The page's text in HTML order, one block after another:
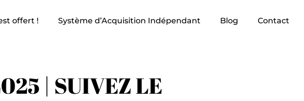
offert ! Système d’Acquisition Indépendant Blog Contact
| SUIVEZ LE